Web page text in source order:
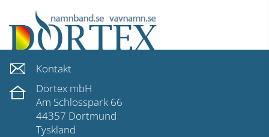
Kontakt
Dortex mbH
Am Schlosspark 66
44357 Dortmund
Tyskland